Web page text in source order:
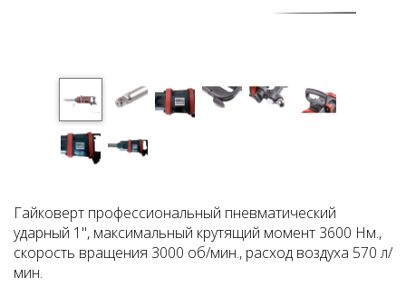
Гайковерт профессиональный пневматический
ударный 1", максимальный крутящий момент 3600 Нм.,
скорость вращения 3000 об/мин., расход воздуха 570 л/
мин.